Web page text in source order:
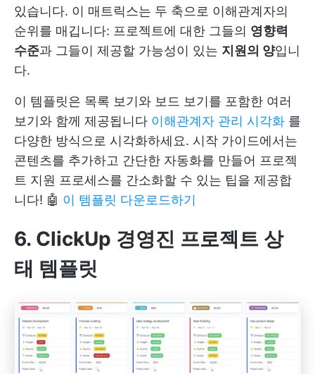
있습니다. 이 매트릭스는 두 축으로 이해관계자의
순위를 매깁니다: 프로젝트에 대한 그들의 영향력
수준과 그들이 제공할 가능성이 있는 지원의 양입니
다.
이 템플릿은 목록 보기와 보드 보기를 포함한 여러
보기와 함께 제공됩니다 이해관계자 관리 시각화 를
다양한 방식으로 시각화하세요. 시작 가이드에서는
콘텐츠를 추가하고 간단한 자동화를 만들어 프로젝
트 지원 프로세스를 간소화할 수 있는 팁을 제공합
니다! 🤖 이 템플릿 다운로드하기
6. ClickUp 경영진 프로젝트 상
태 템플릿